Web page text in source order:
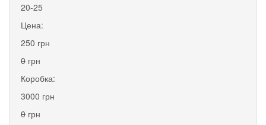
20-25
Цена:
250 грн
0 грн
Коробка:
3000 грн
0 грн